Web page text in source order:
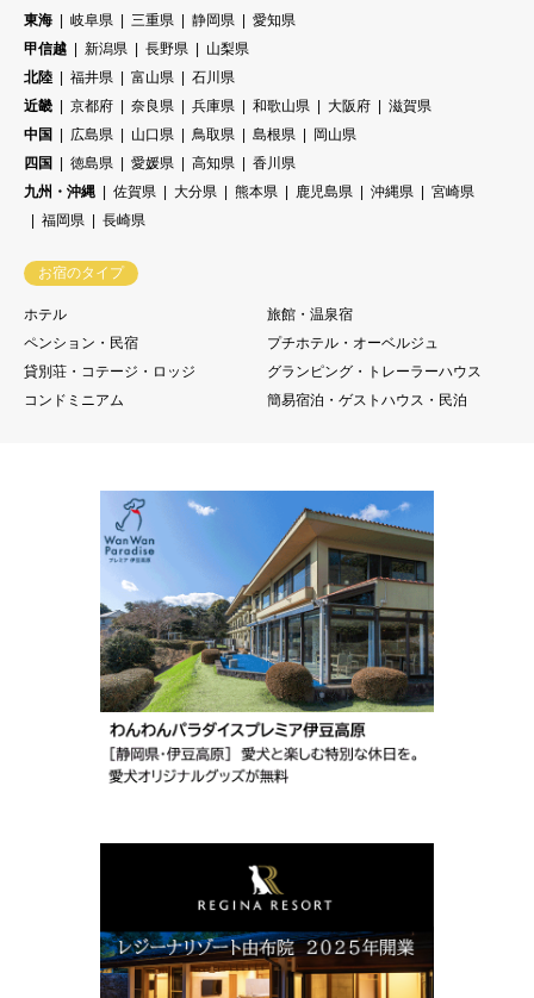
東海 岐阜県 三重県 静岡県
愛知県
甲信越
新潟県 長野県
山梨県
北陸
福井県 富山県
石川県
近畿
京都府 奈良県 兵庫県 和歌山県 大阪府
滋賀県
中国
広島県 山口県 鳥取県 島根県
岡山県
四国
徳島県 愛媛県 高知県
香川県
九州・沖縄
佐賀県 大分県 熊本県 鹿児島県 沖縄県
宮崎県
福岡県
長崎県
お宿のタイプ
ホテル
旅館・温泉宿
ペンション・民宿
プチホテル・オーベルジュ
貸別荘・コテージ・ロッジ
グランピング・トレーラーハウス
コンドミニアム
簡易宿泊・ゲストハウス・民泊